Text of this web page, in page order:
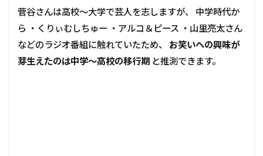
菅谷さんは高校〜大学で芸人を志しますが、 中学時代か
ら ・くりぃむしちゅー ・アルコ＆ピース ・山里亮太さん
などのラジオ番組に触れていたため、 お笑いへの興味が
芽生えたのは中学〜高校の移行期 と推測できます。